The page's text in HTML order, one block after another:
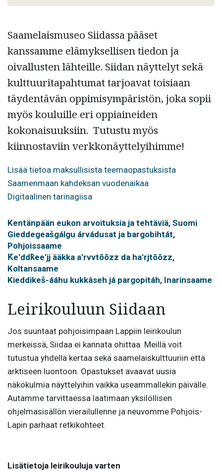
Saamelaismuseo Siidassa pääset
kanssamme elämyksellisen tiedon ja
oivallusten lähteille. Siidan näyttelyt sekä
kulttuuritapahtumat tarjoavat toisiaan
täydentävän oppimisympäristön, joka sopii
myös kouluille eri oppiaineiden
kokonaisuuksiin. Tutustu myös
kiinnostaviin verkkonäyttelyihimme!
Lisää tietoa maksullisista teemaopastuksista
Saamenmaan kahdeksan vuodenaikaa
Digitaalinen tarinagiisa
Kentänpään eukon arvoituksia ja tehtäviä, Suomi
Gieddegeašgálgu árvádusat ja bargobihtát,
Pohjoissaame
Ǩeʹddǩeeʹjj ääkka aʹrvvtõõzz da haʹrjtõõzz,
Koltansaame
Kieddikeš-ááhu kukkâseh já pargopitáh, Inarinsaame
Leirikouluun Siidaan
Jos suuntaat pohjoisimpaan Lappiin leirikoulun
merkeissä, Siidaa ei kannata ohittaa. Meillä voit
tutustua yhdellä kertaa sekä saamelaiskulttuuriin että
arktiseen luontoon. Opastukset avaavat uusia
näkökulmia näyttelyihin vaikka useammallekin päivälle.
Autamme tarvittaessa laatimaan yksilöllisen
ohjelmasisällön vierailullenne ja neuvomme Pohjois-
Lapin parhaat retkikohteet.
Lisätietoja leirikouluja varten